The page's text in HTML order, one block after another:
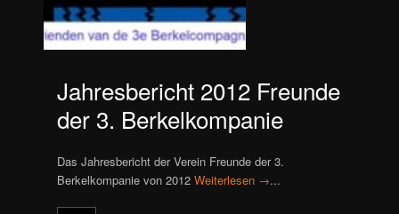
Jahresbericht 2012 Freunde
der 3. Berkelkompanie
Das Jahresbericht der Verein Freunde der 3.
Berkelkompanie von 2012Weiterlesen →...